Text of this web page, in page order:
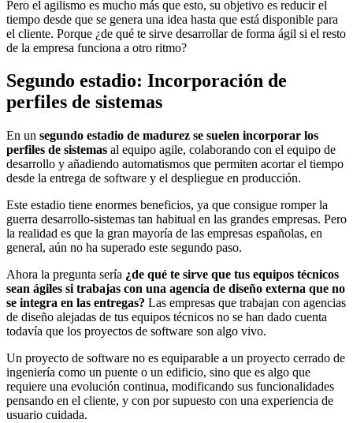
Pero el agilismo es mucho más que esto, su objetivo es reducir el
tiempo desde que se genera una idea hasta que está disponible para
el cliente. Porque ¿de qué te sirve desarrollar de forma ágil si el resto
de la empresa funciona a otro ritmo?
Segundo estadio: Incorporación de
perfiles de sistemas
En un segundo estadio de madurez se suelen incorporar los
perfiles de sistemas al equipo agile, colaborando con el equipo de
desarrollo y añadiendo automatismos que permiten acortar el tiempo
desde la entrega de software y el despliegue en producción.
Este estadio tiene enormes beneficios, ya que consigue romper la
guerra desarrollo-sistemas tan habitual en las grandes empresas. Pero
la realidad es que la gran mayoría de las empresas españolas, en
general, aún no ha superado este segundo paso.
Ahora la pregunta sería ¿de qué te sirve que tus equipos técnicos
sean ágiles si trabajas con una agencia de diseño externa que no
se integra en las entregas? Las empresas que trabajan con agencias
de diseño alejadas de tus equipos técnicos no se han dado cuenta
todavía que los proyectos de software son algo vivo.
Un proyecto de software no es equiparable a un proyecto cerrado de
ingeniería como un puente o un edificio, sino que es algo que
requiere una evolución continua, modificando sus funcionalidades
pensando en el cliente, y con por supuesto con una experiencia de
usuario cuidada.